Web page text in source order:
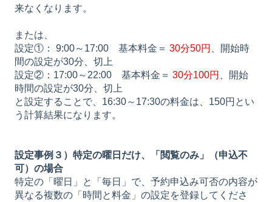
来なくなります。
または、
設定①： 9:00～17:00 基本料金＝ 30分50円
、開始時
間の設定が30分、切上
設定②：17:00～22:00 基本料金＝ 30分100円
、開始
時間の設定が30分、切上
と設定することで、16:30～17:30の料金は、150円とい
う計算結果になります。
設定事例３）特定の曜日だけ、「閲覧のみ」（申込不
可）の場合
特定の「曜日」と「毎日」で、予約申込み可否の内容が
異なる複数の「時間と料金」の設定を登録してくださ